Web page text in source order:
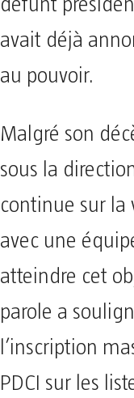
défunt
avait déjà
au pouvoir.
Malgré son
sous la
continue sur la
avec une
atteindre cet
parole a
l’inscription
PDCI sur les